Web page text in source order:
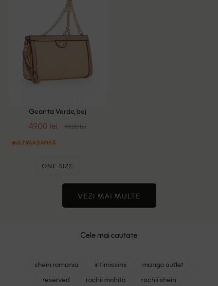
Geanta Verde, bej
49.00 lei 99.00 lei
ULTIMA ȘANSĂ
ONE SIZE
VEZI MAI MULTE
Cele mai cautate
shein romania intimissimi
mango outlet
reserved
rochii mohito
rochii shein